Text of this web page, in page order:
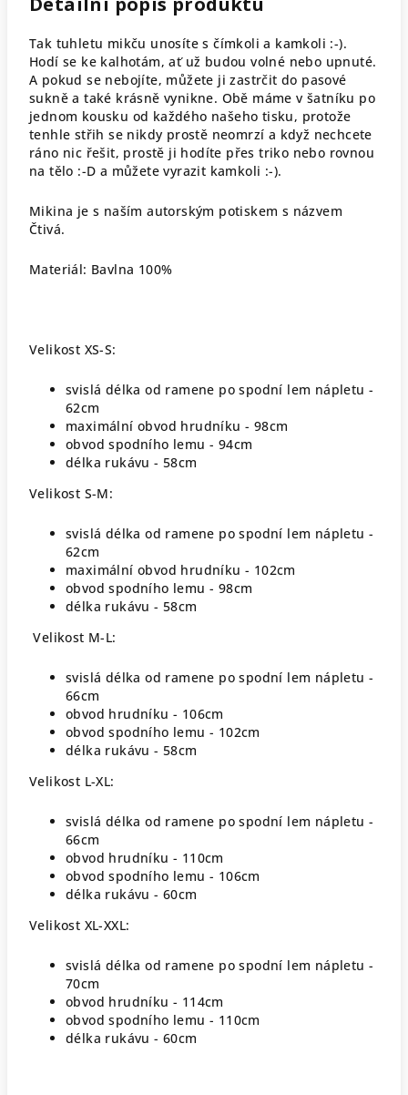
Tak tuhletu mikču unosíte s čímkoli a kamkoli :-).
Hodí se ke kalhotám, ať už budou volné nebo upnuté.
A pokud se nebojíte, můžete ji zastrčit do pasové
sukně a také krásně vynikne. Obě máme v šatníku po
jednom kousku od každého našeho tisku, protože
tenhle střih se nikdy prostě neomrzí a když nechcete
ráno nic řešit, prostě ji hodíte přes triko nebo rovnou
na tělo :-D a můžete vyrazit kamkoli :-).
Mikina je s naším autorským potiskem s názvem
Čtivá.
Materiál: Bavlna 100%
Velikost XS-S:
svislá délka od ramene po spodní lem nápletu -
62cm
maximální obvod hrudníku - 98cm
obvod spodního lemu - 94cm
délka rukávu - 58cm
Velikost S-M:
svislá délka od ramene po spodní lem nápletu -
62cm
maximální obvod hrudníku - 102cm
obvod spodního lemu - 98cm
délka rukávu - 58cm
Velikost M-L:
svislá délka od ramene po spodní lem nápletu -
66cm
obvod hrudníku - 106cm
obvod spodního lemu - 102cm
délka rukávu - 58cm
Velikost L-XL:
svislá délka od ramene po spodní lem nápletu -
66cm
obvod hrudníku - 110cm
obvod spodního lemu - 106cm
délka rukávu - 60cm
Velikost XL-XXL:
svislá délka od ramene po spodní lem nápletu -
70cm
obvod hrudníku - 114cm
obvod spodního lemu - 110cm
délka rukávu - 60cm